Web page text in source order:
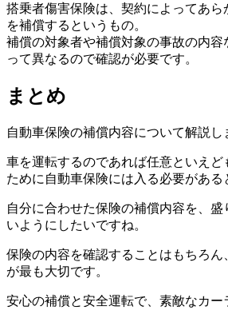
搭乗者傷害保険は、契約によってあ
を補償するというもの。
補償の対象者や補償対象の事故の内容
って異なるので確認が必要です。
まとめ
自動車保険の補償内容について解説し
車を運転するのであれば任意といえ
ために自動車保険には入る必要がある
自分に合わせた保険の補償内容を、
いようにしたいですね。
保険の内容を確認することはもちろ
が最も大切です。
安心の補償と安全運転で、素敵なカー